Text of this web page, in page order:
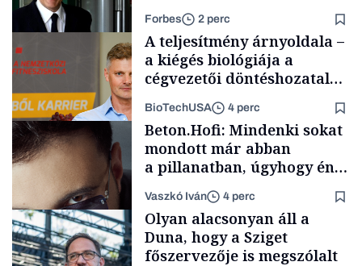
Politika
Forbes 2 perc
Content Lab HUB
A teljesítmény árnyoldala –
a kiégés biológiája a
cégvezetői döntéshozatal
BioTechUSA 4 perc
Beton.Hofi: Mindenki sokat
mondott már abban
a pillanatban, úgyhogy én
gondolataimat akartam
kimondani
Vaszkó Iván 4 perc
Olyan alacsonyan áll a
Duna, hogy a Sziget
főszervezője is megszólalt